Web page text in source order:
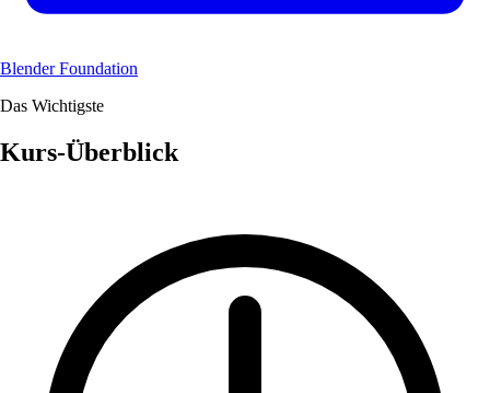
Blender Foundation
Das Wichtigste
Kurs-Überblick